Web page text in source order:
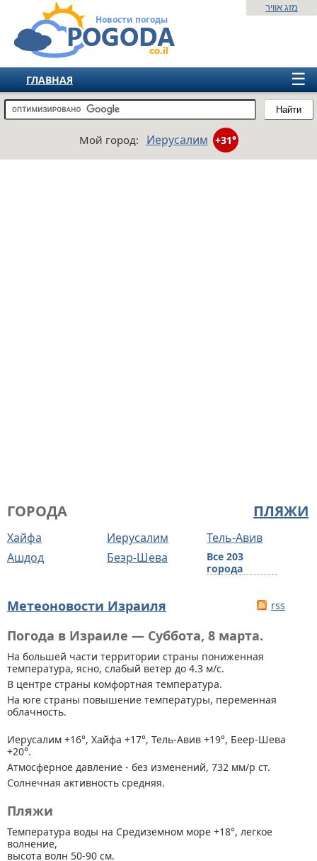
Новости погоды
Найти
מזג אוויר
☰
ГЛАВНАЯ
ИЗРАИЛЬ
ЕВРОПА
Мой город: Иерусалим +31°
ПЛЯЖИ
ГОРОДА
Хайфа Иерусалим
Тель-Авив
Ашдод
Беэр-Шева
Все 203
города
Метеоновости Израиля rss
Погода в Израиле — Суббота, 8 марта.
На большей части территории страны пониженная
температура, ясно, слабый ветер до 4.3 м/с.
В центре страны комфортная температура.
На юге страны повышение температуры, переменная
облачность.
Иерусалим +16°, Хайфа +17°, Тель-Авив +19°, Беер-Шева
+20°.
Атмосферное давление - без изменений, 732 мм/р ст.
Солнечная активность средняя.
Пляжи
Температура воды на Средиземном море +18°, легкое
волнение,
высота волн 50-90 см.